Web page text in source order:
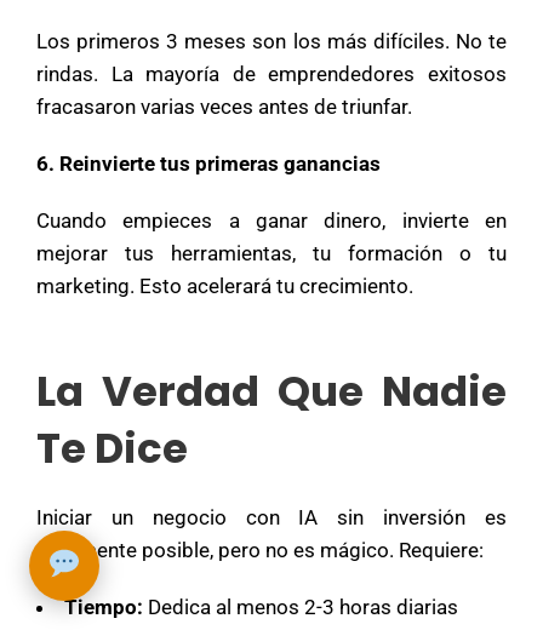
Los primeros 3 meses son los más difíciles. No te
rindas. La mayoría de emprendedores exitosos
fracasaron varias veces antes de triunfar.
6. Reinvierte tus primeras ganancias
Cuando empieces a ganar dinero, invierte en
mejorar tus herramientas, tu formación o tu
marketing. Esto acelerará tu crecimiento.
La Verdad Que Nadie
Te Dice
Iniciar un negocio con IA sin inversión es
totalmente posible, pero no es mágico. Requiere:
Tiempo: Dedica al menos 2-3 horas diarias
negocio?